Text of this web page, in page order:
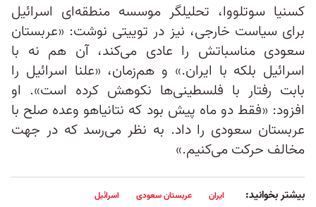
کسنیا سوتلووا، تحلیلگر موسسه منطقه‌ای اسرائیل
برای سیاست خارجی، نیز در توییتی نوشت: «عربستان
سعودی مناسباتش را عادی می‌کند، آن هم نه با
اسرائیل بلکه با ایران.» و هم‌زمان، «علنا اسرائیل را
بابت رفتار با فلسطینی‌ها نکوهش کرده است». او
افزود: «فقط دو ماه پیش بود که نتانیاهو وعده صلح با
عربستان سعودی را داد. به نظر می‌رسد که در جهت
مخالف حرکت می‌کنیم.»
بیشتر بخوانید: ایران عربستان سعودی
اسرائیل